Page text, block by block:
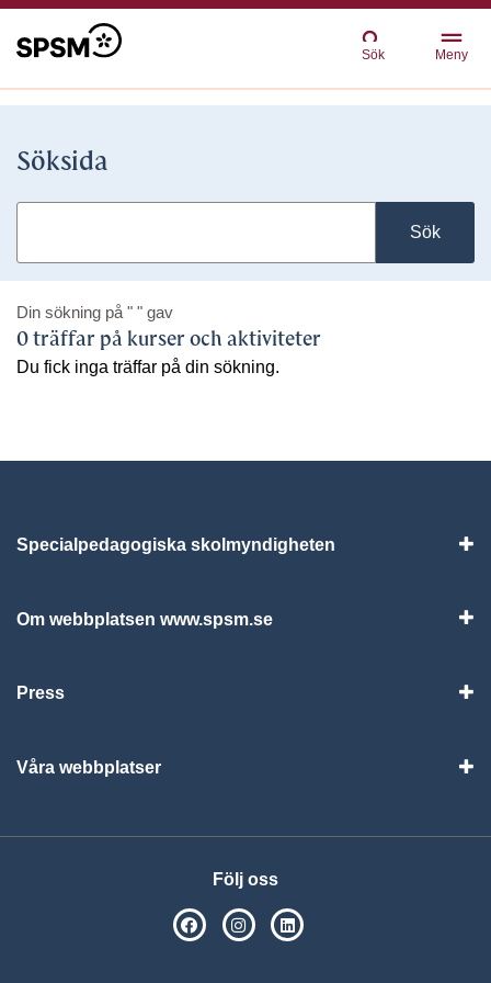
Sök Meny
Söksida
Sök
Din sökning på " " gav
0 träffar på kurser och aktiviteter
Du fick inga träffar på din sökning.
Specialpedagogiska skolmyndigheten
Om webbplatsen www.spsm.se
Press
Våra webbplatser
Följ oss
SPSM på Facebook
SPSM på Instagram